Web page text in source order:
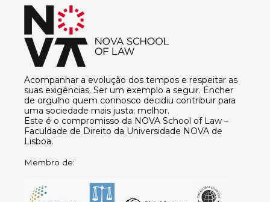
Acompanhar a evolução dos tempos e respeitar as
suas exigências. Ser um exemplo a seguir. Encher
de orgulho quem connosco decidiu contribuir para
uma sociedade mais justa; melhor.
Este é o compromisso da NOVA School of Law –
Faculdade de Direito da Universidade NOVA de
Lisboa.
Membro de: